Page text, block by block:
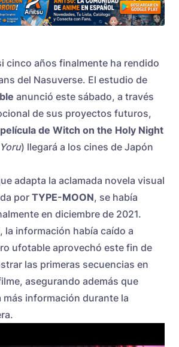
cinco años finalmente ha rendido
del Nasuverse. El estudio de
anunció este sábado, a través
de sus proyectos futuros,
película de Witch on the Holy Night
) llegará a los cines de Japón
adapta la aclamada novela visual
por TYPE-MOON, se había
en diciembre de 2021.
la información había caído a
ufotable aprovechó este fin de
las primeras secuencias en
asegurando además que
más información durante la